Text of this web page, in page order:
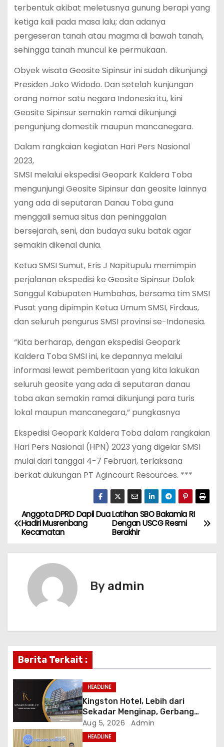
terbentuk akibat meletusnya gunung berapi yang
ketiga kali pada masa lalu; dan adanya
pergeseran tanah atau magma di bawah tanah,
sehingga tanah muncul ke permukaan.
Obyek wisata Geosite Sipinsur ini sudah dikunjungi
Presiden Joko Widodo. Dan setelah kunjungan
orang nomor satu negara Indonesia itu, kini
Geosite Sipinsur semakin ramai dikunjungi
pengunjung domestik maupun mancanegara.
Dalam rangkaian kegiatan Hari Pers Nasional
2023,
SMSI melalui ekspedisi Geopark Kaldera Toba
mengunjungi Geosite Sipinsur dan geosite lainnya
yang ada di seputaran Danau Toba guna
menggali semua situs dan peninggalan
bersejarah, seni, dan budaya suku batak agar
semakin dikenal dunia.
Ketua SMSI Sumut, Eris J Napitupulu memimpin
perjalanan ekspedisi ke Geosite Sipinsur Dolok
Sanggul Kabupaten Humbahas, bersama tim SMSI
Pusat yang dipimpin Ketua Umum SMSI, Firdaus,
dan seluruh pengurus SMSI provinsi se-Indonesia.
“Kita berharap, dengan ekspedisi Geopark
Kaldera Toba SMSI ini, ke depannya melalui
informasi lewat pemberitaan yang kita lakukan
seluruh geosite yang ada di seputaran danau
toba akan semakin ramai dikunjungi para turis
lokal maupun mancanegara,” pungkasnya
Ekspedisi Geopark Kaldera Toba dalam rangkaian
Hari Pers Nasional (HPN) 2023 yang digelar SMSI
mulai dari tanggal 4-7 Februari, terlaksana
berkat dukungan PT Agincourt Resources. ***
P
o
v
i
g
a
t
Latihan SBO Bakamla RI
Dengan USCG Resmi
Berakhir
Anggota DPRD Dapil Dua
Hadiri Musrenbang
Kecamatan
By admin
Berita Terkait :
HEADLINE
Kingston Hotel, Lebih dari
Sekadar Menginap, Gerbang
Anda Menuju yang Terbaik di
Melaka
Aug 5, 2026 Admin
HEADLINE